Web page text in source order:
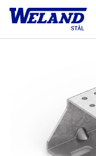
Skip
Hem/Artikel/